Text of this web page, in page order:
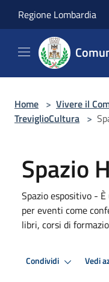
Regione Lombardia
Home > Vivere il
TreviglioCultura >
Spazio
Spazio espositivo -
per eventi come
libri, corsi di
Condividi Vedi